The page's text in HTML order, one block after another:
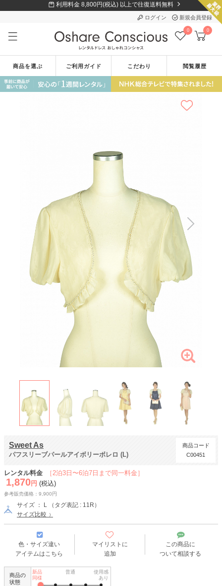
利用料金 8,800円(税込) 以上で往復送料無料
ログイン 新規会員登録
0 0
商品を選ぶ ご利用ガイド こだわり 閲覧履歴
Sweet As
パフスリーブパールアイボリーボレロ (L)
商品コード
C00451
［2泊3日〜6泊7日まで同一料金］
レンタル料金
1,870 円 (税込)
参考販売価格：9,900円
サイズ ： L （タグ表記 : 11R）
サイズ比較
色・サイズ違い
アイテムはこちら
マイリストに
追加
この商品に
ついて相談する
商品の
状態
新品
同様
普通
使用感
あり